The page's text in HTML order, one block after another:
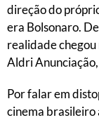
direção do
era Bolsonaro.
realidade
Aldri
Por falar em
cinema brasileiro